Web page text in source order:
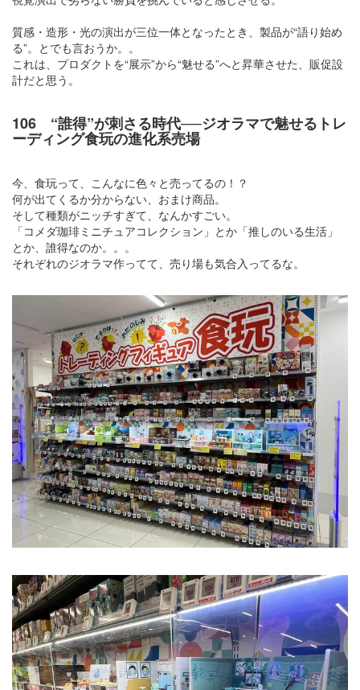
質感・造形・光の演出が三位一体となったとき、製品が“語り始め
る”。とでも言おうか。。
これは、プロダクトを“展示”から“魅せる”へと昇華させた、販促設
計だと思う。
106 “誰得”が刺さる時代──ジオラマで魅せるトレ
ーディング食玩の進化系売場
今、食玩って、こんなに色々と売ってるの！？
何が出てくるか分からない、おまけ商品。
そして種類がニッチすぎて、なんかすごい。
「コメダ珈琲ミニチュアコレクション」とか「推しのいる生活」
とか、誰得なのか。。。
それぞれのジオラマ作ってて、売り場も気合入ってるな。